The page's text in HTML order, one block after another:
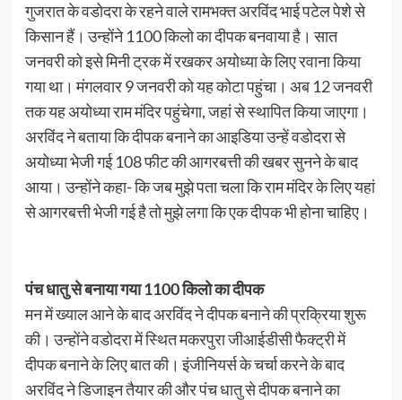
गुजरात के वडोदरा के रहने वाले रामभक्त अरविंद भाई पटेल पेशे से
किसान हैं। उन्होंने 1100 किलो का दीपक बनवाया है। सात
जनवरी को इसे मिनी ट्रक में रखकर अयोध्या के लिए रवाना किया
गया था। मंगलवार 9 जनवरी को यह कोटा पहुंचा। अब 12 जनवरी
तक यह अयोध्या राम मंदिर पहुंचेगा, जहां से स्थापित किया जाएगा।
अरविंद ने बताया कि दीपक बनाने का आइडिया उन्हें वडोदरा से
अयोध्या भेजी गई 108 फीट की आगरबत्ती की खबर सुनने के बाद
आया। उन्होंने कहा- कि जब मुझे पता चला कि राम मंदिर के लिए यहां
से आगरबत्ती भेजी गई है तो मुझे लगा कि एक दीपक भी होना चाहिए।
पंच धातु से बनाया गया 1100 किलो का दीपक
मन में ख्याल आने के बाद अरविंद ने दीपक बनाने की प्रक्रिया शुरू
की। उन्होंने वडोदरा में स्थित मकरपुरा जीआईडीसी फैक्ट्री में
दीपक बनाने के लिए बात की। इंजीनियर्स के चर्चा करने के बाद
अरविंद ने डिजाइन तैयार की और पंच धातु से दीपक बनाने का